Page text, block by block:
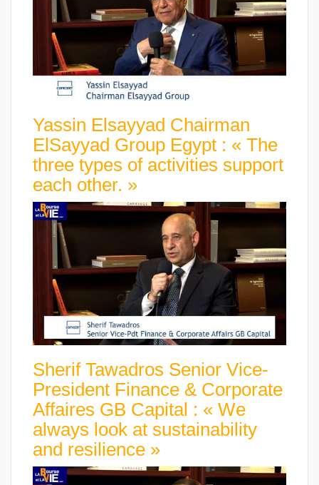
Yassin Elsayyad Chairman
ElSayyad Group Egypt : « The
three types of activities support
each other. »
Sherif Tawadros Senior Vice-
President Finance & Corporate
Affaires GB Capital : « We
always look at sustainability
and resilience »